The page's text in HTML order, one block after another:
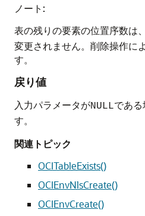
ノート:
表の残りの要素の位置序数は、
変更されません。削除操作に
す。
戻り値
入力パラメータがNULLであ
す。
関連トピック
OCITableExists()
OCIEnvNlsCreate()
OCIEnvCreate()